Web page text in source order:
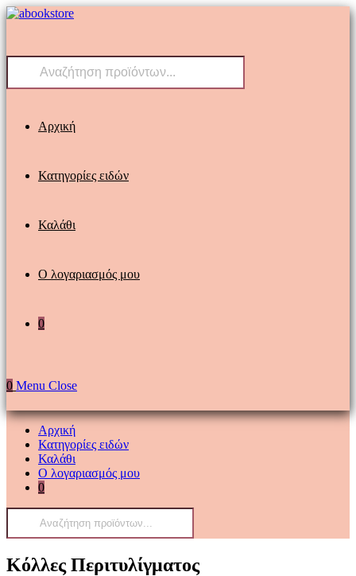
Skip
Products
Αρχική
Κατηγορίες ειδών
Καλάθι
Ο λογαριασμός μου
0
0 Menu Close
Αρχική
Κατηγορίες ειδών
Καλάθι
Ο λογαριασμός μου
0
Products
Κόλλες Περιτυλίγματος